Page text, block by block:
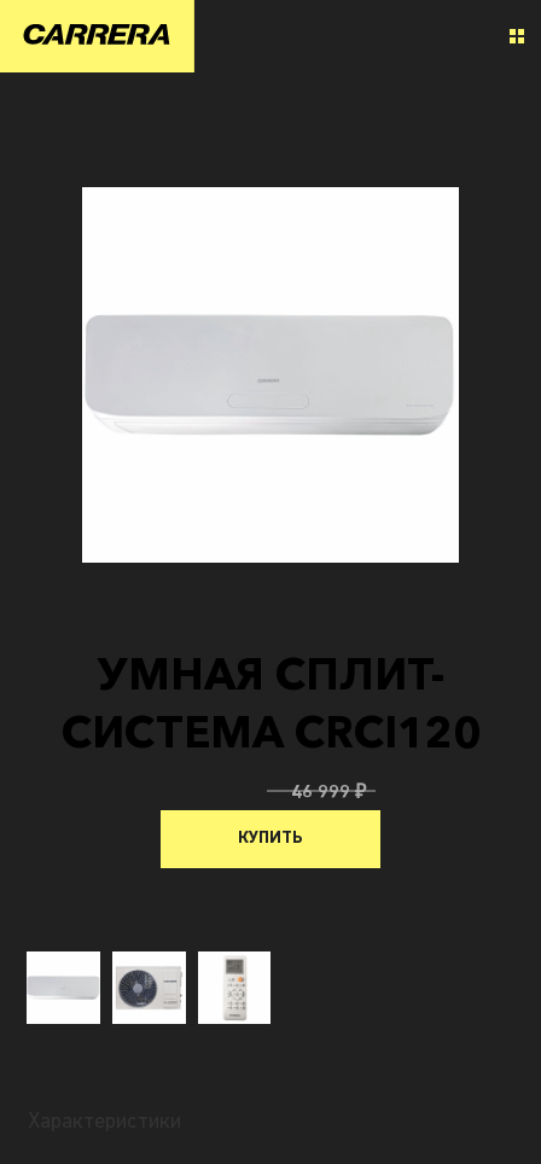
УМНАЯ СПЛИТ-
СИСТЕМА CRCI120
40 499 ₽ 46 999 ₽
КУПИТЬ